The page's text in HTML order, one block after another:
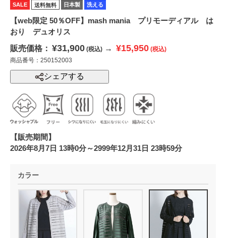
SALE 送料無料 日本製 洗える
【web限定 50％OFF】mash mania プリモーディアル は
おり デュオリス
販売価格： ¥31,900 (税込) → ¥15,950 (税込)
商品番号：250152003
シェアする
【販売期間】
2026年8月7日 13時0分～2999年12月31日 23時59分
カラー